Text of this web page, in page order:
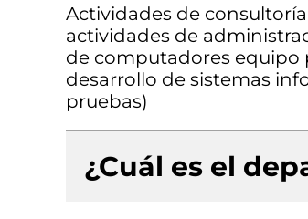
Actividades de
actividades de
de computadores equipo
desarrollo de sistemas
pruebas)
¿Cuál es el